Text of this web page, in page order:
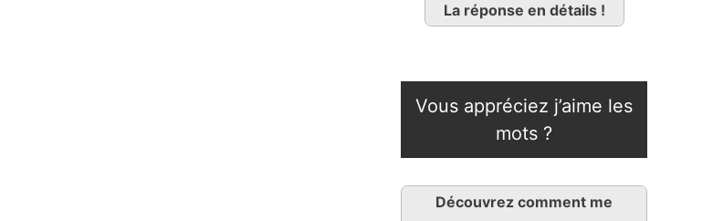
La réponse en détails !
Vous appréciez j’aime les
mots ?
Découvrez comment me